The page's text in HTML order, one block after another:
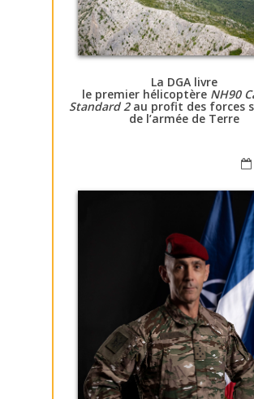
La DGA livre
le premier hélicoptère NH90
Standard 2au profit des forces
de l’armée de Terre